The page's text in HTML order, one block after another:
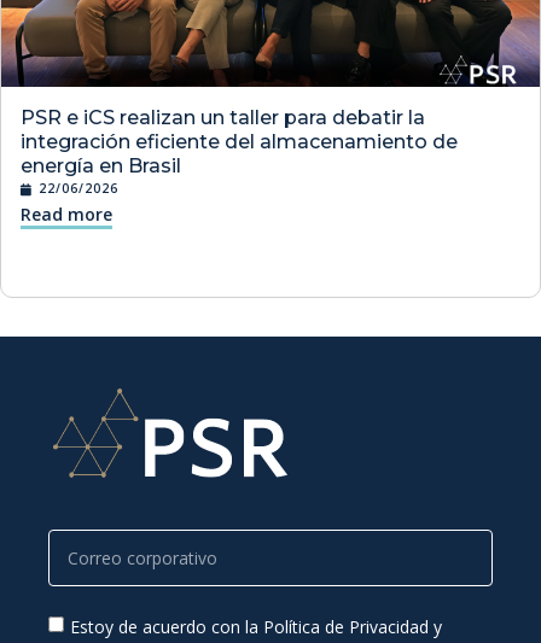
PSR e iCS realizan un taller para debatir la
integración eficiente del almacenamiento de
energía en Brasil
22/06/2026
Read more
Estoy de acuerdo con la Política de Privacidad y